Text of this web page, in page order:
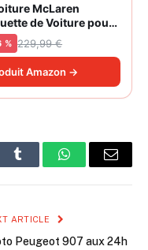
McLaren
de Voiture pour
Formule 1
V6 & Différentiel -
Fans de Sport
% 229,99 €
Amazon →
Tumblr WhatsAppEmail
ARTICLE
Peugeot 907 aux 24h